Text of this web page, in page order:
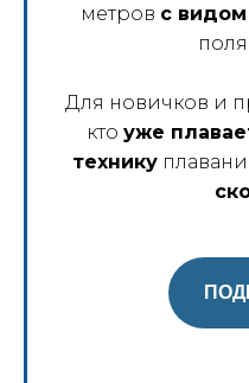
метров с
Для новичков и
кто уже
технику